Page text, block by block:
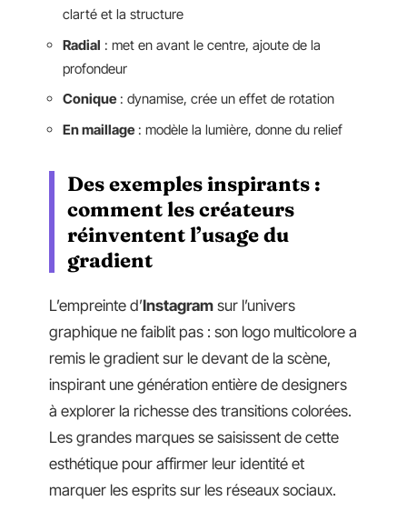
clarté et la structure
Radial : met en avant le centre, ajoute de la
profondeur
Conique : dynamise, crée un effet de rotation
En maillage : modèle la lumière, donne du relief
Des exemples inspirants :
comment les créateurs
réinventent l’usage du
gradient
L’empreinte d’Instagram sur l’univers
graphique ne faiblit pas : son logo multicolore a
remis le gradient sur le devant de la scène,
inspirant une génération entière de designers
à explorer la richesse des transitions colorées.
Les grandes marques se saisissent de cette
esthétique pour affirmer leur identité et
marquer les esprits sur les réseaux sociaux.